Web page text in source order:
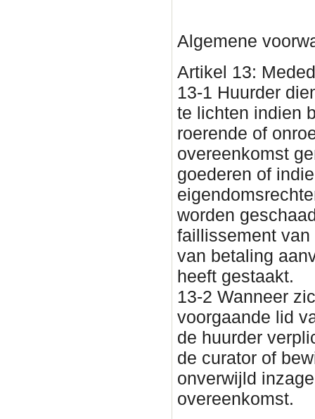
Algemene
Artikel 13:
13-1 Huurder
te lichten indien
roerende of
overeenkomst
goederen of
worden
faillissement van
van betaling
heeft gestaakt.
13-2 Wanneer
voorgaande lid
de huurder
de curator of
onverwijld
overeenkomst.